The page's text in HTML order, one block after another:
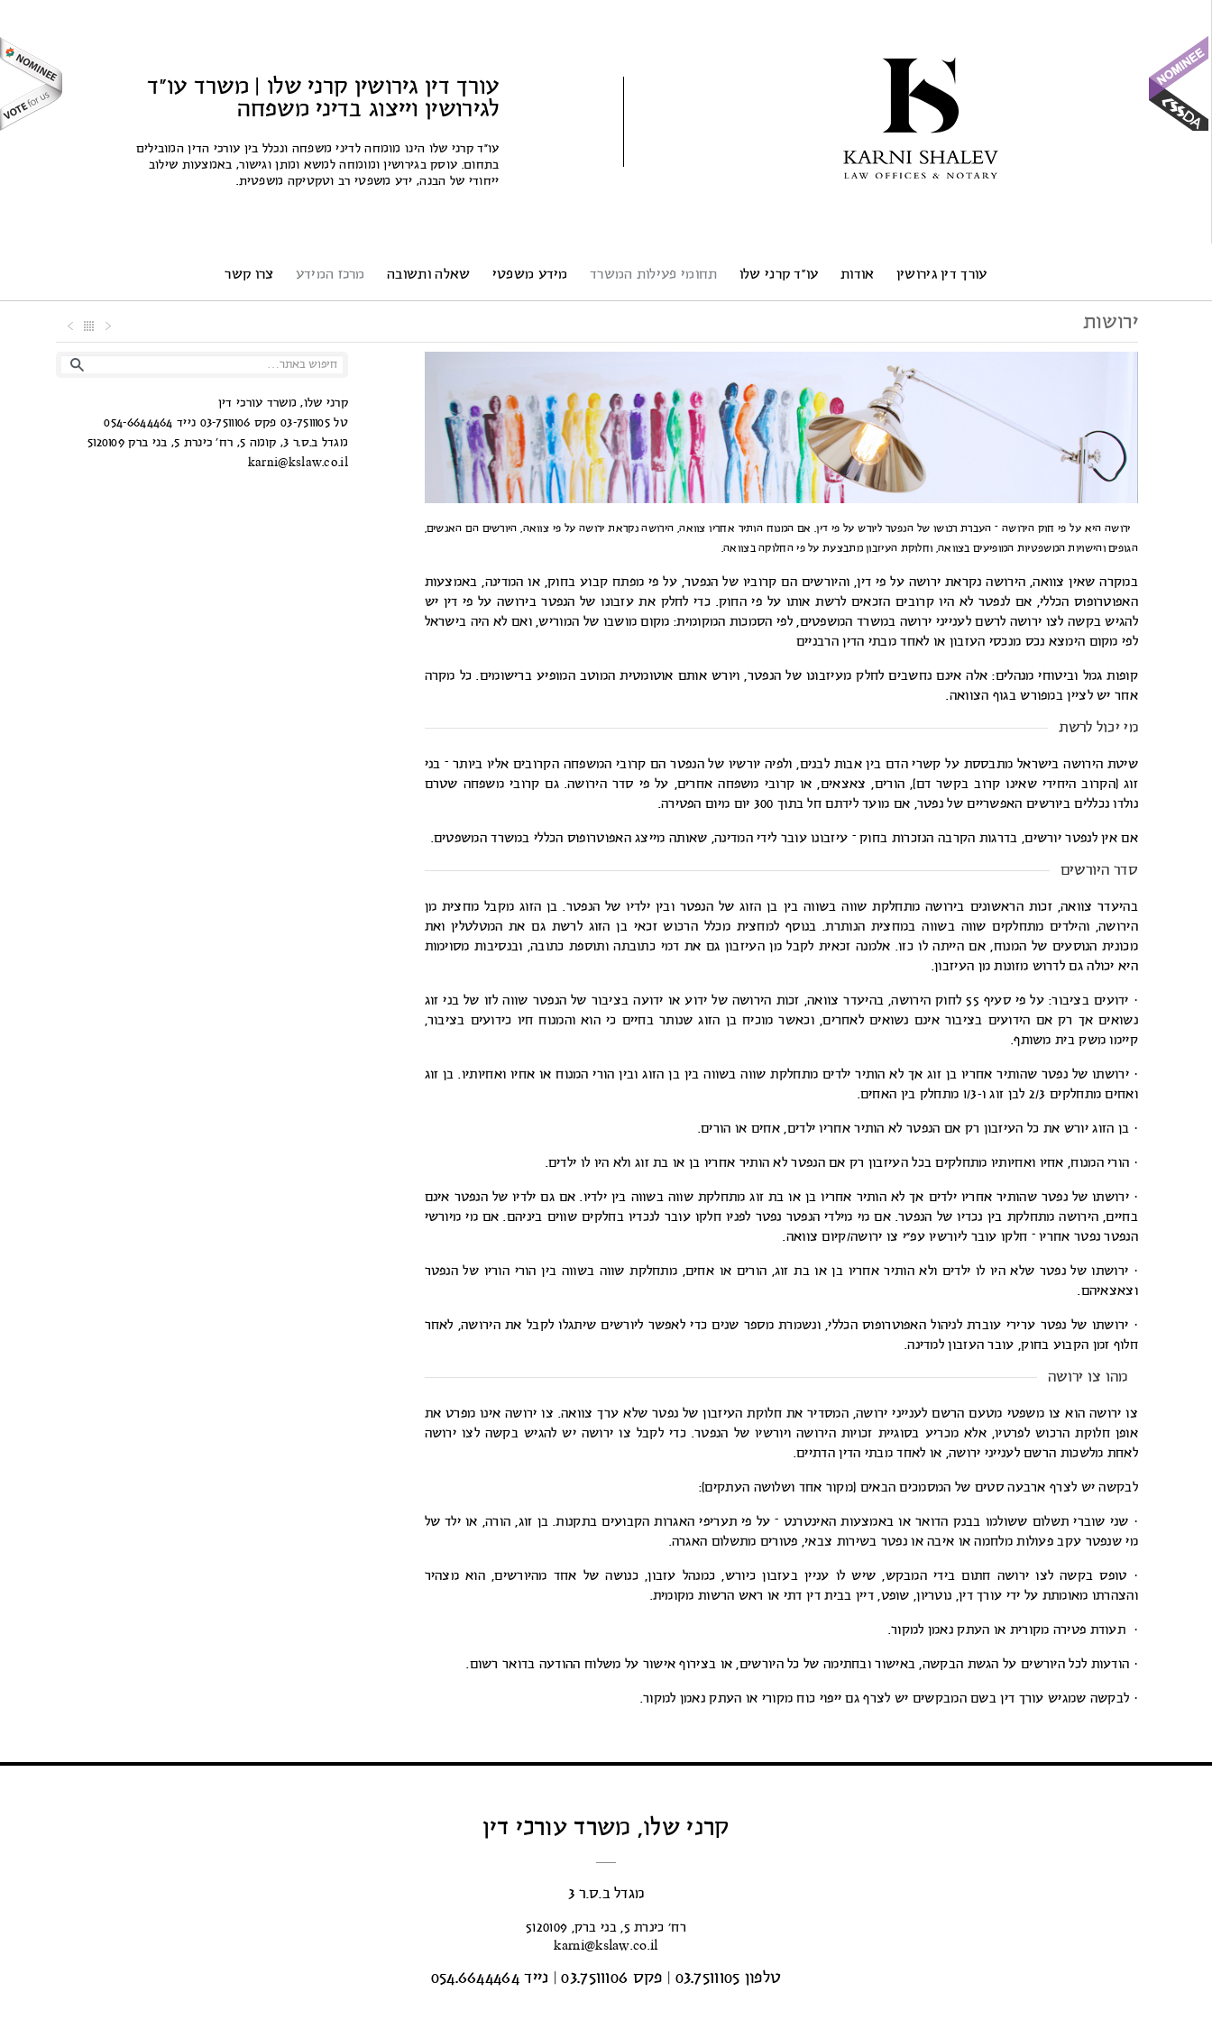
עורך דין גירושין קרני שלו | משרד עו"ד
לגירושין וייצוג בדיני משפחה
עו״ד קרני שלו הינו מומחה לדיני משפחה ונכלל בין עורכי הדין המובילים
בתחום. עוסק בגירושין ומומחה למשא ומתן וגישור, באמצעות שילוב
ייחודי של הבנה, ידע משפטי רב וטקטיקה משפטית.
עורך דין גירושין אודות עו”ד קרני שלו תחומי פעילות המשרד מידע משפטי שאלה ותשובה מרכז המידע צרו קשר
ירושות
ירושה היא על פי חוק הירושה – העברת רכושו של הנפטר ליורש על פי דין. אם המנוח הותיר אחריו צוואה, הירושה נקראת ירושה על פי צוואה, היורשים הם האנשים,
הגופים והישויות המשפטיות המופיעים בצוואה, וחלוקת העיזבון מתבצעת על פי החלוקה בצוואה.
במקרה שאין צוואה, הירושה נקראת ירושה על פי דין, והיורשים הם קרוביו של הנפטר, על פי מפתח קבוע בחוק, או המדינה, באמצעות
האפוטרופוס הכללי, אם לנפטר לא היו קרובים הזכאים לרשת אותו על פי החוק. כדי לחלק את עזבונו של הנפטר בירושה על פי דין יש
להגיש בקשה לצו ירושה לרשם לענייני ירושה במשרד המשפטים, לפי הסמכות המקומית: מקום מושבו של המוריש, ואם לא היה בישראל
לפי מקום הימצא נכס מנכסי העזבון או לאחד מבתי הדין הרבניים
קופות גמל וביטוחי מנהלים: אלה אינם נחשבים לחלק מעיזבונו של הנפטר, ויורש אותם אוטומטית המוטב המופיע ברישומים. כל מקרה
אחר יש לציין במפורש בגוף הצוואה.
מי יכול לרשת
שיטת הירושה בישראל מתבססת על קשרי הדם בין אבות לבנים, ולפיה יורשיו של הנפטר הם קרובי המשפחה הקרובים אליו ביותר – בני
זוג (הקרוב היחידי שאינו קרוב בקשר דם), הורים, צאצאים, או קרובי משפחה אחרים, על פי סדר הירושה. גם קרובי משפחה שטרם
נולדו נכללים ביורשים האפשריים של נפטר, אם מועד לידתם חל בתוך 300 יום מיום הפטירה.
אם אין לנפטר יורשים, בדרגות הקרבה הנזכרות בחוק – עיזבונו עובר לידי המדינה, שאותה מייצג האפוטרופוס הכללי במשרד המשפטים.
סדר היורשים
בהיעדר צוואה, זכות הראשונים בירושה מתחלקת שווה בשווה בין בן הזוג של הנפטר ובין ילדיו של הנפטר. בן הזוג מקבל מחצית מן
הירושה, והילדים מתחלקים שווה בשווה במחצית הנותרת. בנוסף למחצית מכלל הרכוש זכאי בן הזוג לרשת גם את המטלטלין ואת
מכונית הנוסעים של המנוח, אם הייתה לו כזו. אלמנה זכאית לקבל מן העיזבון גם את דמי כתובתה ותוספת כתובה, ובנסיבות מסוימות
היא יכולה גם לדרוש מזונות מן העיזבון.
· ידועים בציבור: על פי סעיף 55 לחוק הירושה, בהיעדר צוואה, זכות הירושה של ידוע או ידועה בציבור של הנפטר שווה לזו של בני זוג
נשואים אך רק אם הידועים בציבור אינם נשואים לאחרים, וכאשר מוכיח בן הזוג שנותר בחיים כי הוא והמנוח חיו כידועים בציבור,
קיימו משק בית משותף.
· ירושתו של נפטר שהותיר אחריו בן זוג אך לא הותיר ילדים מתחלקת שווה בשווה בין בן הזוג ובין הורי המנוח או אחיו ואחיותיו. בן זוג
ואחים מתחלקים 2/3 לבן זוג ו-1/3 מתחלק בין האחים.
· בן הזוג יורש את כל העיזבון רק אם הנפטר לא הותיר אחריו ילדים, אחים או הורים.
· הורי המנוח, אחיו ואחיותיו מתחלקים בכל העיזבון רק אם הנפטר לא הותיר אחריו בן או בת זוג ולא היו לו ילדים.
· ירושתו של נפטר שהותיר אחריו ילדים אך לא הותיר אחריו בן או בת זוג מתחלקת שווה בשווה בין ילדיו. אם גם ילדיו של הנפטר אינם
בחיים, הירושה מתחלקת בין נכדיו של הנפטר. אם מי מילדי הנפטר נפטר לפניו חלקו עובר לנכדיו בחלקים שווים ביניהם. אם מי מיורשי
הנפטר נפטר אחריו – חלקו עובר ליורשיו עפ”י צו ירושה/קיום צוואה.
· ירושתו של נפטר שלא היו לו ילדים ולא הותיר אחריו בן או בת זוג, הורים או אחים, מתחלקת שווה בשווה בין הורי הוריו של הנפטר
וצאצאיהם.
· ירושתו של נפטר ערירי עוברת לניהול האפוטרופוס הכללי, ונשמרת מספר שנים כדי לאפשר ליורשים שיתגלו לקבל את הירושה, לאחר
חלוף זמן הקבוע בחוק, עובר העזבון למדינה.
מהו צו ירושה
צו ירושה הוא צו משפטי מטעם הרשם לענייני ירושה, המסדיר את חלוקת העיזבון של נפטר שלא ערך צוואה. צו ירושה אינו מפרט את
אופן חלוקת הרכוש לפרטיו, אלא מכריע בסוגיית זכויות הירושה ויורשיו של הנפטר. כדי לקבל צו ירושה יש להגיש בקשה לצו ירושה
לאחת מלשכות הרשם לענייני ירושה, או לאחד מבתי הדין הדתיים.
לבקשה יש לצרף ארבעה סטים של המסמכים הבאים (מקור אחד ושלושה העתקים):
· שני שוברי תשלום ששולמו בבנק הדואר או באמצעות האינטרנט – על פי תעריפי האגרות הקבועים בתקנות. בן זוג, הורה, או ילד של
מי שנפטר עקב פעולות מלחמה או איבה או נפטר בשירות צבאי, פטורים מתשלום האגרה.
· טופס בקשה לצו ירושה חתום בידי המבקש, שיש לו עניין בעזבון כיורש, כמנהל עזבון, כנושה של אחד מהיורשים, הוא מצהיר
והצהרתו מאומתת על ידי עורך דין, נוטריון, שופט, דיין בבית דין דתי או ראש הרשות מקומית.
· תעודת פטירה מקורית או העתק נאמן למקור.
· הודעות לכל היורשים על הגשת הבקשה, באישור ובחתימה של כל היורשים, או בצירוף אישור על משלוח ההודעה בדואר רשום.
· לבקשה שמגיש עורך דין בשם המבקשים יש לצרף גם ייפוי כוח מקורי או העתק נאמן למקור.
קרני שלו, משרד עורכי דין
טל 03-7511105 פקס 03-7511106 נייד 054-6644464
מגדל ב.ס.ר 3, קומה 5, רח’ כינרת 5, בני ברק 5120109
karni@kslaw.co.il
קרני שלו, משרד עורכי דין
מגדל ב.ס.ר 3
רח’ כינרת 5, בני ברק, 5120109
karni@kslaw.co.il
טלפון 03.7511105 | פקס 03.7511106 | נייד 054.6644464